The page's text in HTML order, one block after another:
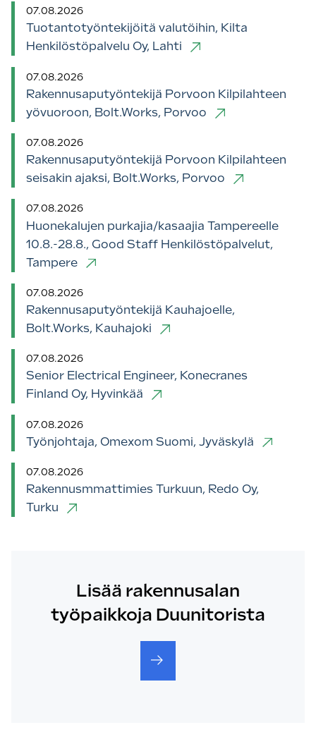
07.08.2026
Tuotantotyöntekijöitä valutöihin, Kilta
Henkilöstöpalvelu Oy, Lahti
07.08.2026
Rakennusaputyöntekijä Porvoon Kilpilahteen
yövuoroon, Bolt.Works, Porvoo
07.08.2026
Rakennusaputyöntekijä Porvoon Kilpilahteen
seisakin ajaksi, Bolt.Works, Porvoo
07.08.2026
Huonekalujen purkajia/kasaajia Tampereelle
10.8.-28.8., Good Staff Henkilöstöpalvelut,
Tampere
07.08.2026
Rakennusaputyöntekijä Kauhajoelle,
Bolt.Works, Kauhajoki
07.08.2026
Senior Electrical Engineer, Konecranes
Finland Oy, Hyvinkää
07.08.2026
Työnjohtaja, Omexom Suomi, Jyväskylä
07.08.2026
Rakennusmmattimies Turkuun, Redo Oy,
Turku
Lisää rakennusalan
työpaikkoja Duunitorista